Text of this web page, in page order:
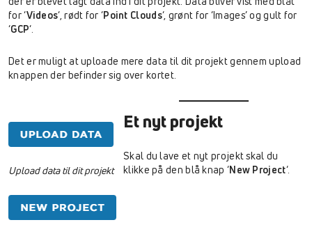
for ‘Videos‘, rødt for ‘Point Clouds‘, grønt for ‘Images’ og gult for
‘GCP‘.
Det er muligt at uploade mere data til dit projekt gennem upload
knappen der befinder sig over kortet.
Upload data til dit projekt
Et nyt projekt
Skal du lave et nyt projekt skal du
klikke på den blå knap ‘New Project‘.